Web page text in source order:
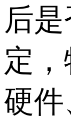
后
定
硬